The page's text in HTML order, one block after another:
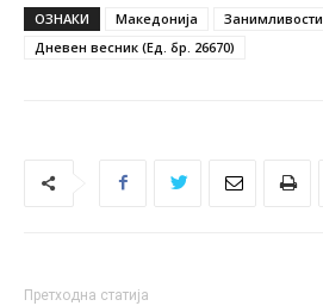
ОЗНАКИ Македонија
Занимливости
Дневен весник (Ед. бр. 26670)
Претходна статија